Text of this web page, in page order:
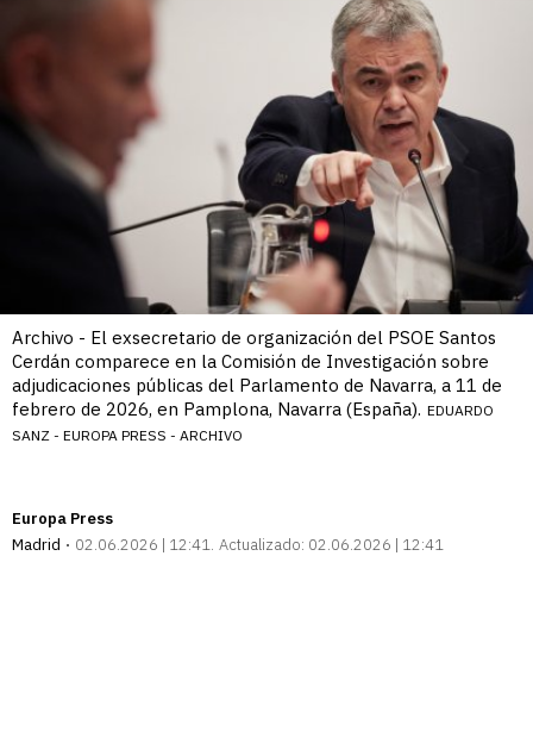
Archivo - El exsecretario de organización del PSOE Santos
Cerdán comparece en la Comisión de Investigación sobre
adjudicaciones públicas del Parlamento de Navarra, a 11 de
febrero de 2026, en Pamplona, Navarra (España). EDUARDO
SANZ - EUROPA PRESS - ARCHIVO
Europa Press
Madrid
02.06.2026 | 12:41 Actualizado: 02.06.2026 | 12:41